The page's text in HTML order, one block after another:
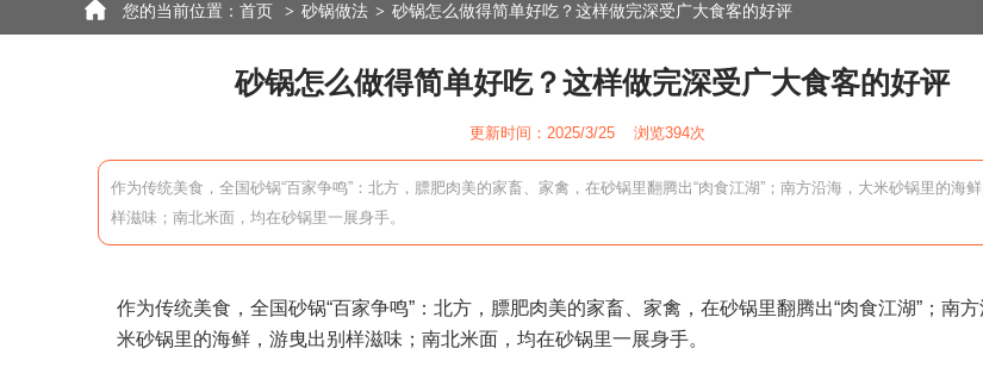
您的当前位置： 首页 > 砂锅做法 > 砂锅怎么做得简单好吃？这样做完深受广大食客的好评
砂锅怎么做得简单好吃？这样做完深受广大食客的好评
更新时间：2025/3/25 浏览394次
作为传统美食，全国砂锅“百家争鸣”：北方，膘肥肉美的家畜、家禽，在砂锅里翻腾出“肉食江湖”；南方沿海，大米砂锅里的海
样滋味；南北米面，均在砂锅里一展身手。
作为传统美食，全国砂锅“百家争鸣”：北方，膘肥肉美的家畜、家禽，在砂锅里翻腾出“肉食江湖”；南
米砂锅里的海鲜，游曳出别样滋味；南北米面，均在砂锅里一展身手。